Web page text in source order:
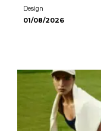
Design
01/08/2026